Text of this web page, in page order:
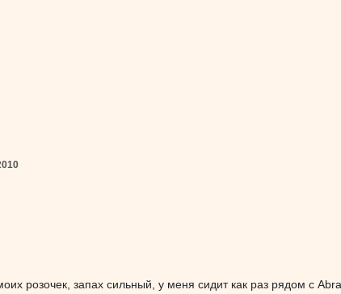
розочек, запах сильный, у меня сидит как раз рядом с